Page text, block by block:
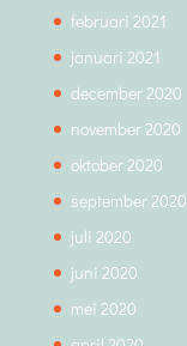
februari 2021
januari 2021
december 2020
november 2020
oktober 2020
september 2020
juli 2020
juni 2020
mei 2020